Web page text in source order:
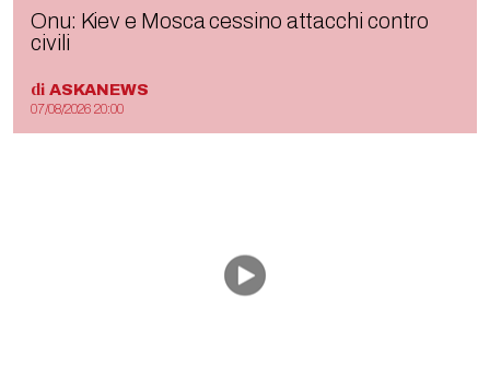
Onu: Kiev e Mosca cessino attacchi contro
civili
di ASKANEWS
07/08/2026 20:00